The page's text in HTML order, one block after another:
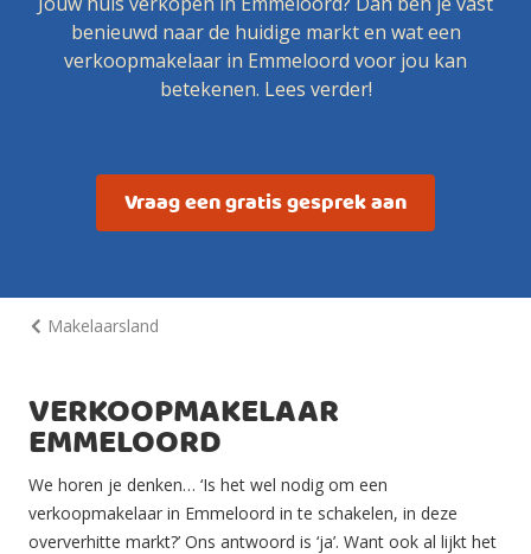
benieuwd naar de huidige markt en wat een
verkoopmakelaar in Emmeloord voor jou kan
betekenen. Lees verder!
Vraag een gratis gesprek aan
Makelaarsland
VERKOOPMAKELAAR
EMMELOORD
We horen je denken… ‘Is het wel nodig om een
verkoopmakelaar in Emmeloord in te schakelen, in deze
oververhitte markt?’ Ons antwoord is ‘ja’. Want ook al lijkt het